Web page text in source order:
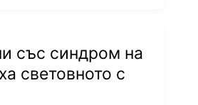
със синдром на
световното с